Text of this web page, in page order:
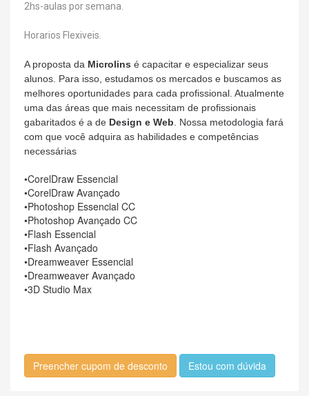
2hs-aulas por semana.
Horarios Flexiveis.
A proposta da Microlins é capacitar e especializar seus
alunos. Para isso, estudamos os mercados e buscamos as
melhores oportunidades para cada profissional. Atualmente
uma das áreas que mais necessitam de profissionais
gabaritados é a de Design e Web . Nossa metodologia fará
com que você adquira as habilidades e competências
necessárias
•CorelDraw Essencial
•CorelDraw Avançado
•Photoshop Essencial CC
•Photoshop Avançado CC
•Flash Essencial
•Flash Avançado
•Dreamweaver Essencial
•Dreamweaver Avançado
•3D Studio Max
Preencher cupom de desconto Estou com dúvida